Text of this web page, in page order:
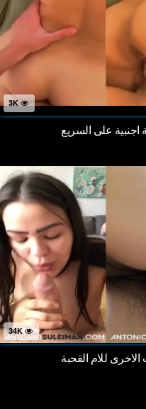
اجنبية على السريع
34K
للام القحبة